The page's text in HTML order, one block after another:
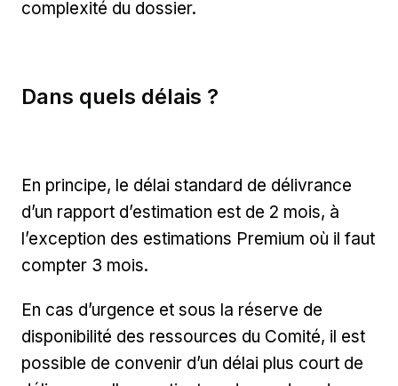
complexité du dossier.
Dans quels délais ?
En principe, le délai standard de délivrance
d’un rapport d’estimation est de 2 mois, à
l’exception des estimations Premium où il faut
compter 3 mois.
En cas d’urgence et sous la réserve de
disponibilité des ressources du Comité, il est
possible de convenir d’un délai plus court de